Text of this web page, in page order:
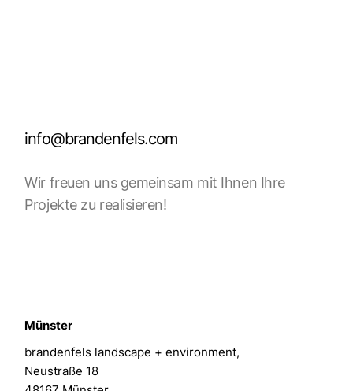
info@brandenfels.com
Wir freuen uns gemeinsam mit Ihnen Ihre
Projekte zu realisieren!
Münster
brandenfels landscape + environment,
Neustraße 18